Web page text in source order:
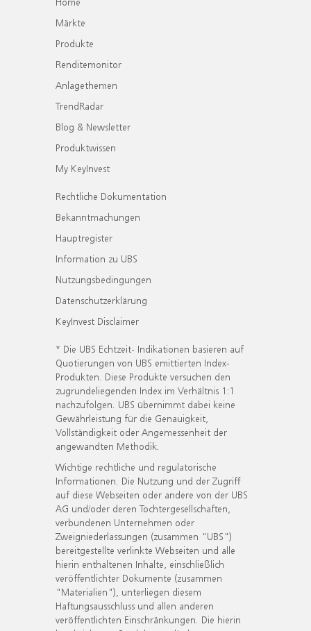
Märkte
Produkte
Renditemonitor
Anlagethemen
TrendRadar
Blog & Newsletter
Produktwissen
My KeyInvest
Rechtliche Dokumentation
Bekanntmachungen
Hauptregister
Information zu UBS
Nutzungsbedingungen
Datenschutzerklärung
KeyInvest Disclaimer
* Die UBS Echtzeit- Indikationen basieren auf
Quotierungen von UBS emittierten Index-
Produkten. Diese Produkte versuchen den
zugrundeliegenden Index im Verhältnis 1:1
nachzufolgen. UBS übernimmt dabei keine
Gewährleistung für die Genauigkeit,
Vollständigkeit oder Angemessenheit der
angewandten Methodik.
Wichtige rechtliche und regulatorische
Informationen. Die Nutzung und der Zugriff
auf diese Webseiten oder andere von der UBS
AG und/oder deren Tochtergesellschaften,
verbundenen Unternehmen oder
Zweigniederlassungen (zusammen "UBS")
bereitgestellte verlinkte Webseiten und alle
hierin enthaltenen Inhalte, einschließlich
veröffentlichter Dokumente (zusammen
"Materialien"), unterliegen diesem
Haftungsausschluss und allen anderen
veröffentlichten Einschränkungen. Die hierin